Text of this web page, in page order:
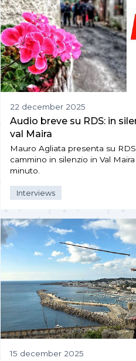
22 december 2025
Audio breve su RDS: in
val Maira
Mauro Agliata presenta su
cammino in silenzio in Val
minuto.
Interviews
15 december 2025